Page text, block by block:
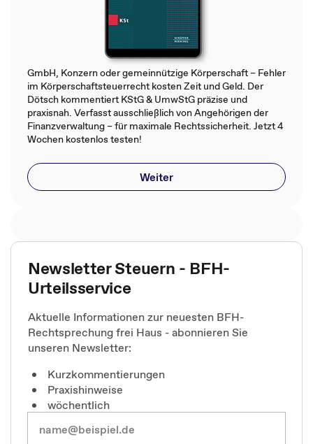
GmbH, Konzern oder gemeinnützige Körperschaft – Fehler
im Körperschaftsteuerrecht kosten Zeit und Geld. Der
Dötsch kommentiert KStG & UmwStG präzise und
praxisnah. Verfasst ausschließlich von Angehörigen der
Finanzverwaltung – für maximale Rechtssicherheit. Jetzt 4
Wochen kostenlos testen!
Weiter
Newsletter Steuern - BFH-
Urteilsservice
Aktuelle Informationen zur neuesten BFH-
Rechtsprechung frei Haus - abonnieren Sie
unseren Newsletter:
Kurzkommentierungen
Praxishinweise
wöchentlich